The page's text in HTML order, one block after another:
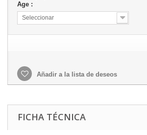
Age :
Seleccionar
Añadir a la lista de deseos
FICHA TÉCNICA